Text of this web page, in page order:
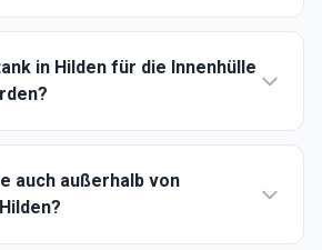
in Hilden für die Innenhülle
auch außerhalb von